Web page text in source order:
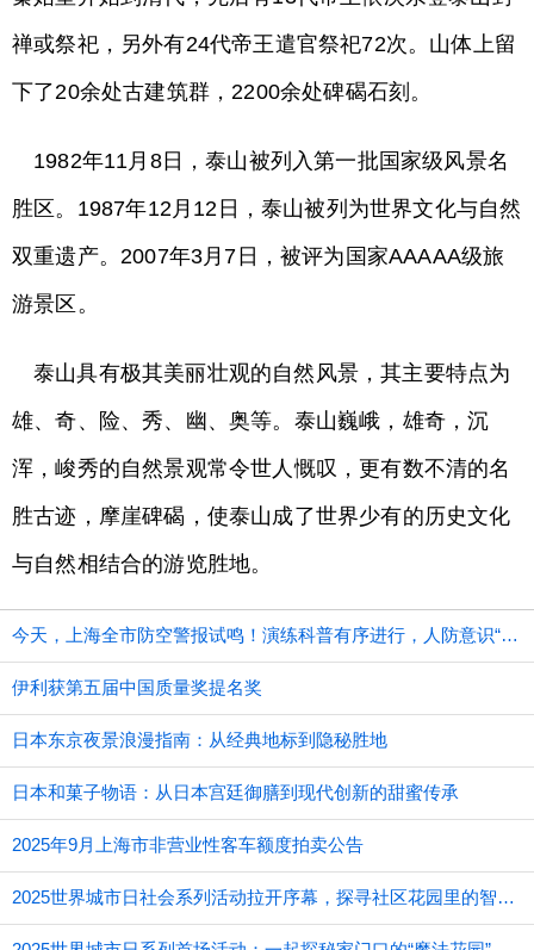
禅或祭祀，另外有24代帝王遣官祭祀72次。山体上留
下了20余处古建筑群，2200余处碑碣石刻。
1982年11月8日，泰山被列入第一批国家级风景名
胜区。1987年12月12日，泰山被列为世界文化与自然
双重遗产。2007年3月7日，被评为国家AAAAA级旅
游景区。
泰山具有极其美丽壮观的自然风景，其主要特点为
雄、奇、险、秀、幽、奥等。泰山巍峨，雄奇，沉
浑，峻秀的自然景观常令世人慨叹，更有数不清的名
胜古迹，摩崖碑碣，使泰山成了世界少有的历史文化
与自然相结合的游览胜地。
今天，上海全市防空警报试鸣！演练科普有序进行，人防意识“声入人心”
伊利获第五届中国质量奖提名奖
日本东京夜景浪漫指南：从经典地标到隐秘胜地
日本和菓子物语：从日本宫廷御膳到现代创新的甜蜜传承
2025年9月上海市非营业性客车额度拍卖公告
2025世界城市日社会系列活动拉开序幕，探寻社区花园里的智慧应用